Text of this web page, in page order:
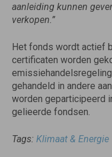
aanleiding kunnen
verkopen.”
Het fonds wordt actief
certificaten worden
gehandeld in andere
worden geparticipeerd
gelieerde fondsen.
Tags: Klimaat & Energie